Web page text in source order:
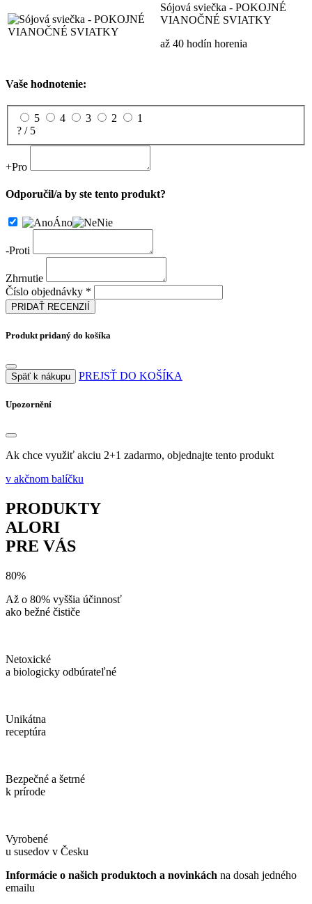
Sójová sviečka - POKOJNÉ
VIANOČNÉ SVIATKY
až 40 hodín horenia
Vaše hodnotenie:
5 4 3 2
1
? / 5
+Pro
Odporučil/a by ste tento produkt?
Áno Nie
-Proti
Zhrnutie
Číslo objednávky *
PRIDAŤ RECENZIÍ
Produkt pridaný do košíka
Späť k nákupu PREJSŤ DO KOŠÍKA
Upozornění
Ak chce využiť akciu 2+1 zadarmo, objednajte tento produkt
v akčnom balíčku
PRODUKTY
ALORI
PRE VÁS
80%
Až o 80% vyššia účinnosť
ako bežné čističe
Netoxické
a biologicky odbúrateľné
Unikátna
receptúra
Bezpečné a šetrné
k prírode
Vyrobené
u susedov v Česku
Informácie o našich produktoch a novinkách na dosah jedného
emailu